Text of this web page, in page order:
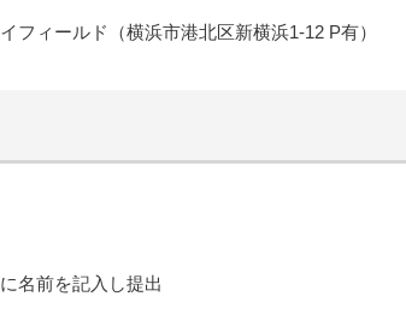
フィールド（横浜市港北区新横浜1-12 P有）
名前を記入し提出